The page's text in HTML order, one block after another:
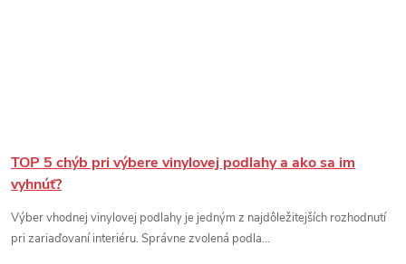
TOP 5 chýb pri výbere vinylovej podlahy a ako sa im
vyhnúť?
Výber vhodnej vinylovej podlahy je jedným z najdôležitejších rozhodnutí
pri zariaďovaní interiéru. Správne zvolená podla...